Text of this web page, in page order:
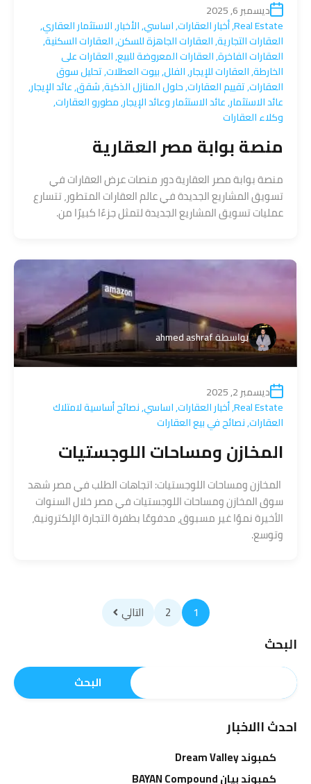
ديسمبر 6, 2025
Real Estate
,أخبار العقارات,اساسي,الأخبار,الاستثمار العقاري,
العقارات التجارية,العقارات الجاهزة للسكن,العقارات السكنية,
العقارات الفاخرة,العقارات المعروضة للبيع,العقارات على
الخارطة,العقارات للإيجار,الفلل,بيوت العطلات,تحليل سوق
العقارات,تقييم العقارات,حلول المنازل الذكية,شقق,عائد الإيجار,
عائد الاستثمار,عائد الاستثمار وعائد الإيجار,مطورو العقارات,
وكلاء العقارات
منصة بوابة مصر العقارية
منصة بوابة مصر العقارية دور منصات عرض العقارات في
تسويق المشاريع الجديدة في عالم العقارات المتطور، تتسارع
عمليات تسويق المشاريع الجديدة لتمثل جزءًا كبيرًا من.
بواسطةahmed ashraf
ديسمبر 2, 2025
Real Estate
,أخبار العقارات,اساسي,نصائح أساسية لامتلاك
العقارات,نصائح في بيع العقارات
المخازن ومساحات اللوجستيات
المخازن ومساحات اللوجستيات: اتجاهات الطلب في مصر شهد
سوق المخازن ومساحات اللوجستيات في مصر خلال السنوات
الأخيرة نموًا غير مسبوق، مدفوعًا بطفرة التجارة الإلكترونية،
وتوسع.
1
2 التالي
البحث
البحث
احدث االاخبار
كمبوند Dream Valley
كمبوند بيان BAYAN Compound